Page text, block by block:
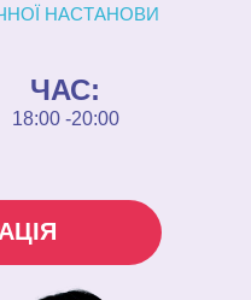
ЧАС:
18:00 -20:00
НАСТАНОВИ